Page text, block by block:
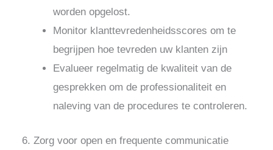
worden opgelost.
Monitor klanttevredenheidsscores om te
begrijpen hoe tevreden uw klanten zijn
Evalueer regelmatig de kwaliteit van de
gesprekken om de professionaliteit en
naleving van de procedures te controleren.
6. Zorg voor open en frequente communicatie